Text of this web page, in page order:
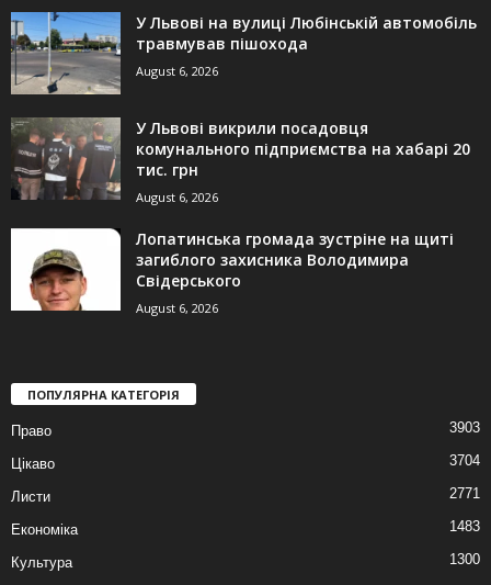
У Львові на вулиці Любінській автомобіль
травмував пішохода
August 6, 2026
У Львові викрили посадовця
комунального підприємства на хабарі 20
тис. грн
August 6, 2026
Лопатинська громада зустріне на щиті
загиблого захисника Володимира
Свідерського
August 6, 2026
ПОПУЛЯРНА КАТЕГОРІЯ
Право 3903
Цікаво 3704
Листи 2771
Економіка 1483
Культура
1300